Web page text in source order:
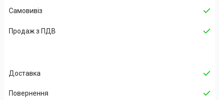
Самовивіз
Продаж з ПДВ
Доставка
Повернення